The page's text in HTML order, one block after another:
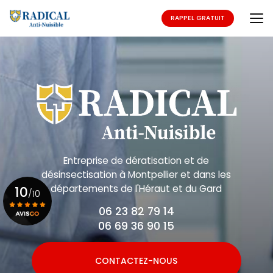
au
contenu
principal
RAPPEL GRATUIT
Entreprise de dératisation et de
désinsectisationà Montpellier et dans les
départements de l'Héraut et du Gard
06 23 82 79 14
06 69 36 90 15
CONTACTEZ-NOUS
10/10
Voir le certificat